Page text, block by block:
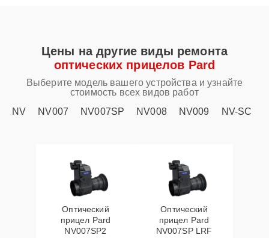
Цены на другие виды ремонта
оптических прицелов Pard
Выберите модель вашего устройства и узнайте
стоимость всех видов работ
NV
NV007 NV007SP NV008 NV009 NV-SC
Оптический
прицел Pard
NV007SP2
Оптический
прицел Pard
NV007SP LRF